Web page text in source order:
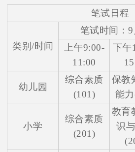
笔试日程
类别/时间
笔试时间：9
上午9:00-
11:00
下午
幼儿园
综合素质
(101)
保教
能
小学
综合素质
(201)
教育
识